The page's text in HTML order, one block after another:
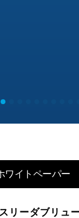
ワイトペーパー
リーダブリュ